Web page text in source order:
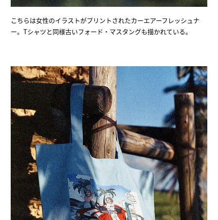
こちらは女性のイラストがプリントされたカーエアーフレッシュナ
ー。Tシャツと同様古いフォード・マスタングも描かれている。